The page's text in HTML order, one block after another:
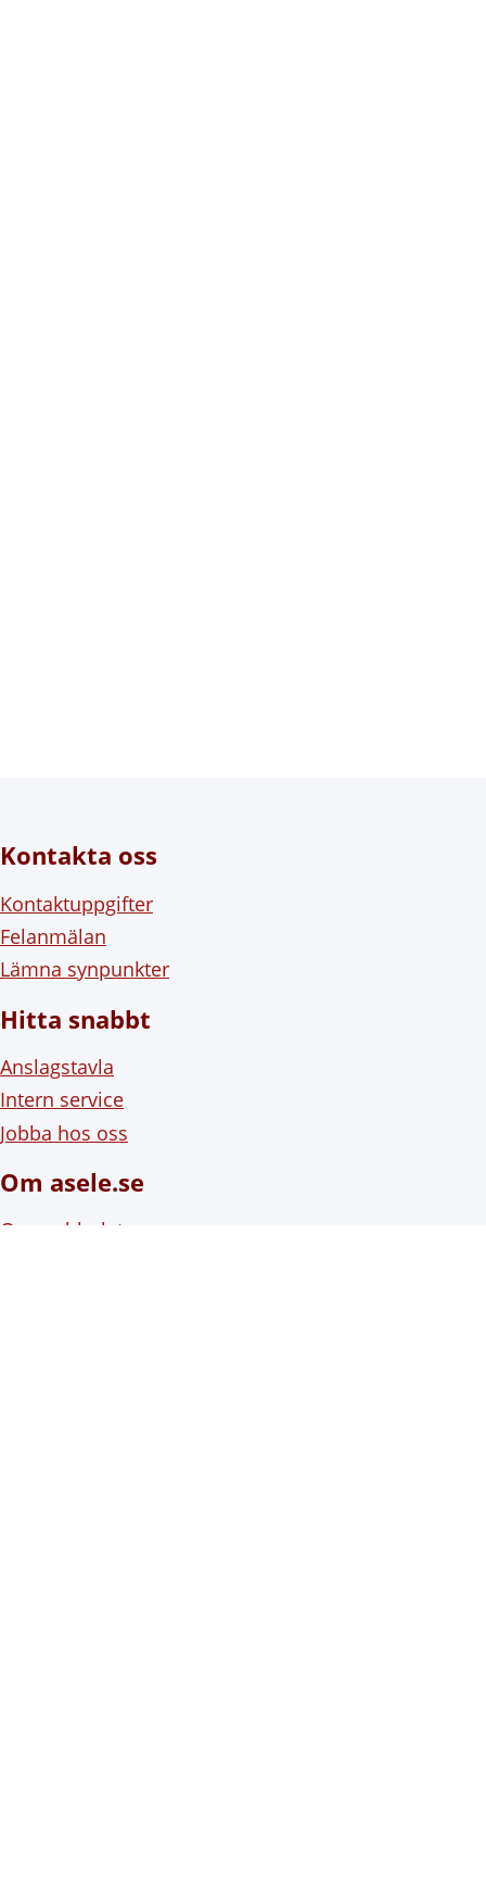
Kontakta oss
Kontaktuppgifter
Felanmälan
Lämna synpunkter
Hitta snabbt
Anslagstavla
Intern service
Jobba hos oss
Om asele.se
Om webbplatsen